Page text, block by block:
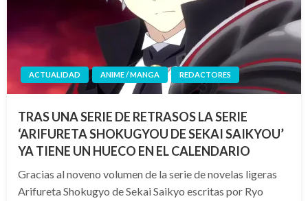
ACTUALIDAD ANIME / MANGA REDACTORES
TRAS UNA SERIE DE RETRASOS LA SERIE
‘ARIFURETA SHOKUGYOU DE SEKAI SAIKYOU’
YA TIENE UN HUECO EN EL CALENDARIO
Gracias al noveno volumen de la serie de novelas ligeras
Arifureta Shokugyo de Sekai Saikyo escritas por Ryo